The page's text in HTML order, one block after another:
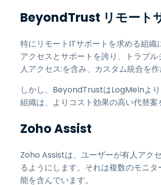
BeyondTrust リモート
特にリモートITサポートを求める組
アクセスとサポートを誇り、トラブ
人アクセス:を含み、カスタム統合を
しかし、BeyondTrustはLogMeInよ
組織は、よりコスト効果の高い代替案
Zoho Assist
Zoho Assistは、ユーザーが有人アク
るようにします。それは複数のモニ
能を含んでいます。